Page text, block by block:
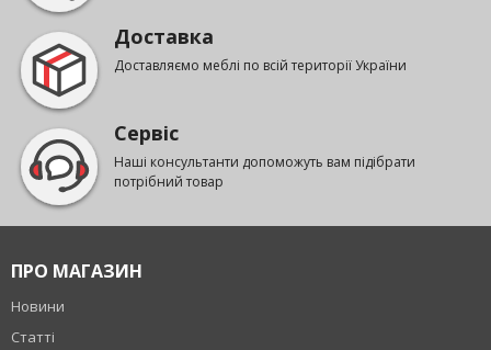
Доставка
Доставляємо меблі по всій території України
Сервіс
Наші консультанти допоможуть вам підібрати
потрібний товар
ПРО МАГАЗИН
Новини
Статті